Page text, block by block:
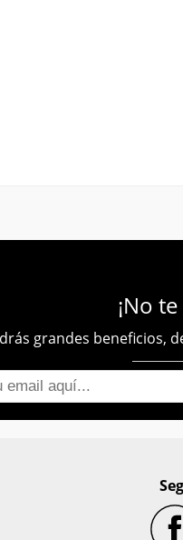
¡No
grandes beneficios,